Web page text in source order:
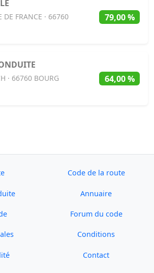
DE FRANCE · 66760
79,00 %
· 66760 BOURG
64,00 %
Code de la route
Annuaire
Forum du code
Conditions
Contact